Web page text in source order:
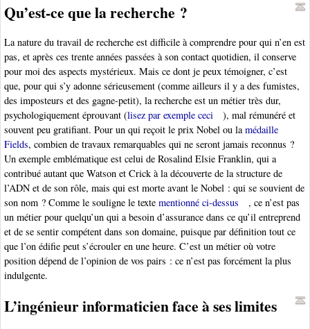
Qu’est-ce que la recherche ?
La nature du travail de recherche est difficile à comprendre pour qui n’en est
pas, et après ces trente années passées à son contact quotidien, il conserve
pour moi des aspects mystérieux. Mais ce dont je peux témoigner, c’est
que, pour qui s’y adonne sérieusement (comme ailleurs il y a des fumistes,
des imposteurs et des gagne-petit), la recherche est un métier très dur,
psychologiquement éprouvant (lisez par exemple ceci
), mal rémunéré et
souvent peu gratifiant. Pour un qui reçoit le prix Nobel ou lamédaille
Fields, combien de travaux remarquables qui ne seront jamais reconnus ?
Un exemple emblématique est celui de Rosalind Elsie Franklin, qui a
contribué autant que Watson et Crick à la découverte de la structure de
l’ADN et de son rôle, mais qui est morte avant le Nobel : qui se souvient de
son nom ? Comme le souligne le texte mentionné ci-dessus
, ce n’est pas
un métier pour quelqu’un qui a besoin d’assurance dans ce qu’il entreprend
et de se sentir compétent dans son domaine, puisque par définition tout ce
que l’on édifie peut s’écrouler en une heure. C’est un métier où votre
position dépend de l’opinion de vos pairs : ce n’est pas forcément la plus
indulgente.
L’ingénieur informaticien face à ses limites